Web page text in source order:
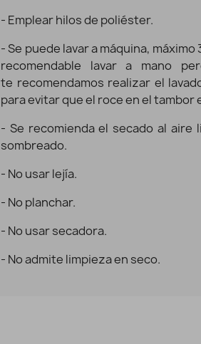
- Emplear hilos de poliéster.
- Se puede lavar a máquina,
recomendable lavar a mano
te recomendamos realizar el
para evitar que el roce en el tambor
- Se recomienda el secado al
sombreado.
- No usar lejía.
- No planchar.
- No usar secadora.
- No admite limpieza en seco.